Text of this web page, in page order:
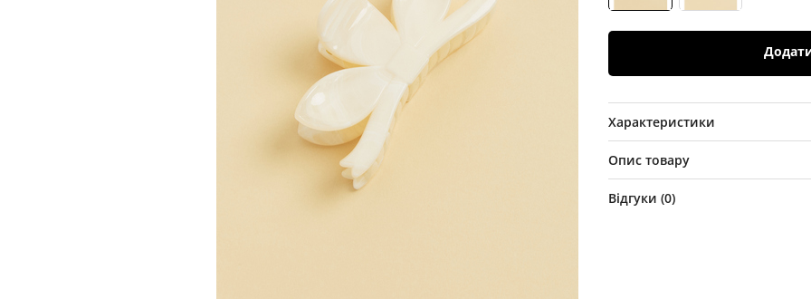
Характеристики
Опис товару
Відгуки (0)